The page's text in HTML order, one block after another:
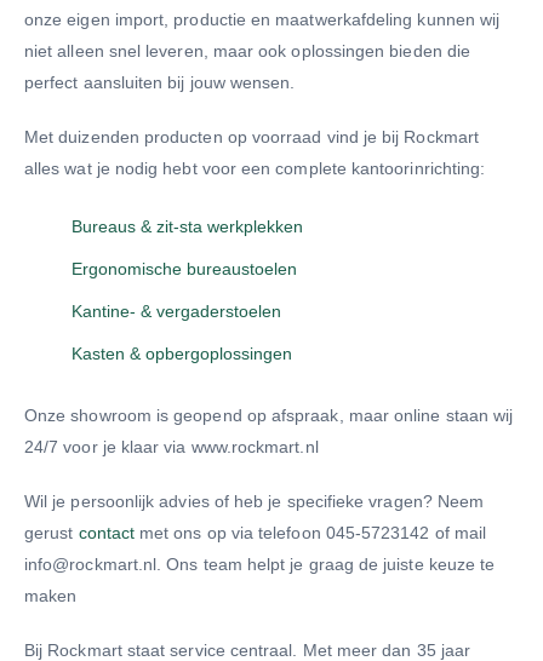
onze eigen import, productie en maatwerkafdeling kunnen wij
niet alleen snel leveren, maar ook oplossingen bieden die
perfect aansluiten bij jouw wensen.
Met duizenden producten op voorraad vind je bij Rockmart
alles wat je nodig hebt voor een complete kantoorinrichting:
Bureaus & zit-sta werkplekken
Ergonomische bureaustoelen
Kantine- & vergaderstoelen
Kasten & opbergoplossingen
Onze showroom is geopend op afspraak, maar online staan wij
24/7 voor je klaar via www.rockmart.nl
Wil je persoonlijk advies of heb je specifieke vragen? Neem
gerust contact met ons op via telefoon 045-5723142 of mail
info@rockmart.nl. Ons team helpt je graag de juiste keuze te
maken
Bij Rockmart staat service centraal. Met meer dan 35 jaar